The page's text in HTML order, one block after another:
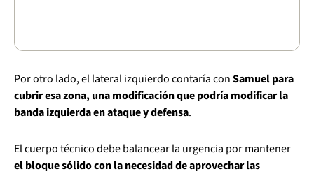
Por otro lado, el lateral izquierdo contaría conSamuel para
cubrir esa zona, una modificación que podría modificar la
banda izquierda en ataque y defensa.
El cuerpo técnico debe balancear la urgencia por mantener
el bloque sólido con la necesidad de aprovechar las